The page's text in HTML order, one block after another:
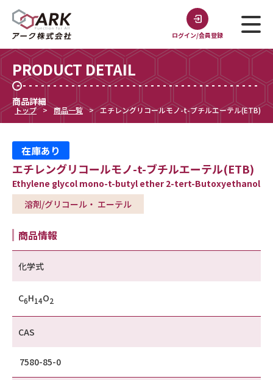
ログイン/会員登録
PRODUCT DETAIL
商品詳細
トップ 商品一覧 エチレングリコールモノ-t-ブチルエーテル(ETB)
在庫あり
エチレングリコールモノ-t-ブチルエーテル(ETB)
Ethylene glycol mono-t-butyl ether 2-tert-Butoxyethanol
溶剤/グリコール・ エーテル
商品情報
化学式
C6H14O2
CAS
7580-85-0